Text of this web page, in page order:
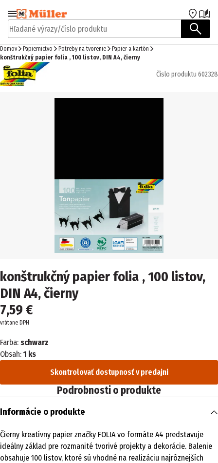
Prejsť na navigáciu
Prejsť na hlavný obsah
Hľadané výrazy/číslo produktu
Domov Papiernictvo Potreby na tvorenie
Papier a kartón
konštrukčný papier folia , 100 listov, DIN A4, čierny
Číslo produktu 602328
konštrukčný papier folia , 100 listov,
DIN A4, čierny
7,59 €
vrátane DPH
Farba: schwarz
Obsah: 1 ks
Skontrolovať dostupnosť v predajni
Podrobnosti o produkte
Informácie o produkte
Čierny kreatívny papier značky FOLIA vo formáte A4 predstavuje
ideálny základ pre rozmanité tvorivé projekty a dekorácie. Balenie
obsahuje 100 listov, ktoré sú vhodné na realizáciu najrôznejších